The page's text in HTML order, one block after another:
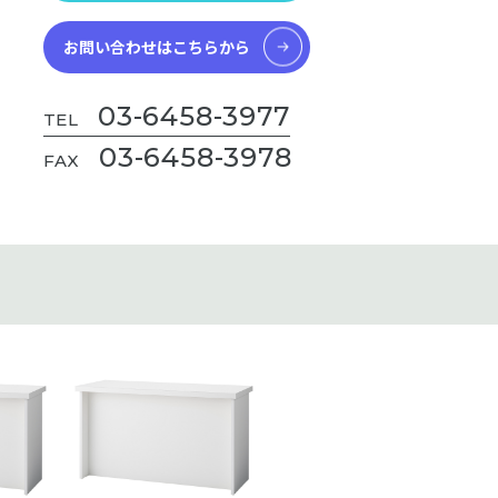
お問い合わせはこちらから
TEL 03-6458-3977
FAX 03-6458-3978